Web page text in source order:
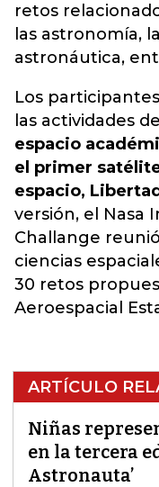
retos
las astronomía,
astronáutica,
Los
las actividades
espacio
el primer
espacio,
versión, el Nasa
Challange
ciencias
30 retos
Aeroespacial
ARTÍCULO
Niñas
en la tercera
Astronauta’